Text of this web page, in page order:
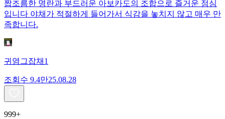
짭조름한 명란과 부드러운 아보카도의 조합으로 즐거운 점심
입니다 야채가 적절하게 들어가서 식감을 놓치지 않고 매우 만
족합니다.
귀염그잡채1
조회수 9.4만25.08.28
999+